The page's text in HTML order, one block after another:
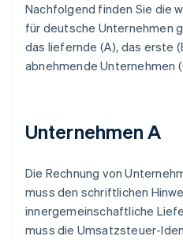
Nachfolgend finden Sie die
für deutsche Unternehmen
das liefernde (A), das erste
abnehmende Unternehmen
Unternehmen A
Die Rechnung von
muss den schriftlichen
innergemeinschaftliche
muss die Umsatzsteuer-